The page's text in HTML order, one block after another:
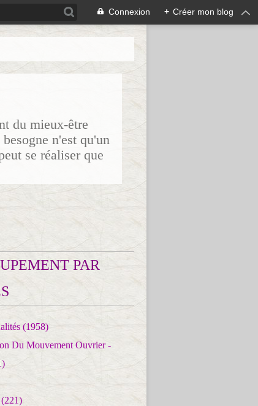
Connexion + Créer mon blog
du mieux-être
n'est qu'un
se réaliser que
PAR
(1958)
Du Mouvement Ouvrier -
(221)